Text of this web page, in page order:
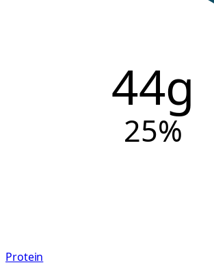
44g
25%
Protein